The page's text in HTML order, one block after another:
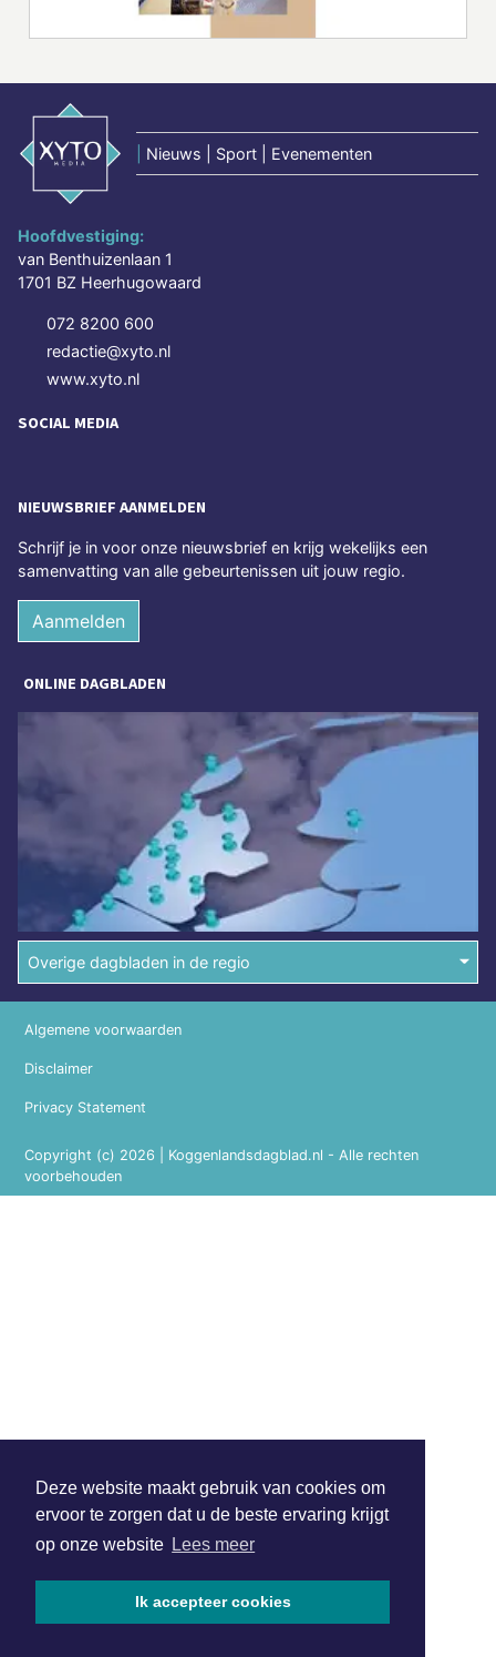
Deze website maakt gebruik van cookies om
ervoor te zorgen dat u de beste ervaring krijgt
op onze website Lees meer
Ik accepteer cookies
Nieuws | Sport | Evenementen
Hoofdvestiging:
van Benthuizenlaan 1
1701 BZ Heerhugowaard
072 8200 600
redactie@xyto.nl
www.xyto.nl
SOCIAL MEDIA
NIEUWSBRIEF AANMELDEN
Schrijf je in voor onze nieuwsbrief en krijg wekelijks een
samenvatting van alle gebeurtenissen uit jouw regio.
Aanmelden
ONLINE DAGBLADEN
Overige dagbladen in de regio
Copyright (c) 2026 | Koggenlandsdagblad.nl - Alle rechten
voorbehouden
Algemene voorwaarden
Disclaimer
Privacy Statement